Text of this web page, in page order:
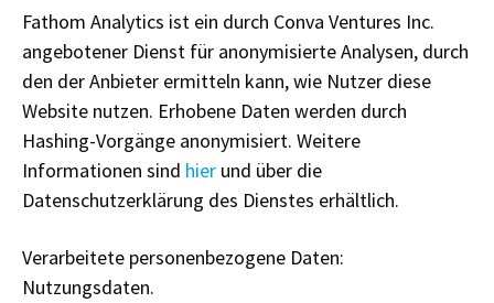
Fathom Analytics ist ein durch Conva Ventures Inc.
angebotener Dienst für anonymisierte Analysen, durch
den der Anbieter ermitteln kann, wie Nutzer diese
Website nutzen. Erhobene Daten werden durch
Hashing-Vorgänge anonymisiert. Weitere
Informationen sind hier und über die
Datenschutzerklärung des Dienstes erhältlich.
Verarbeitete personenbezogene Daten:
Nutzungsdaten.